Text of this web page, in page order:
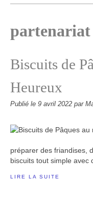
partenariat
Biscuits de
Heureux
Publié le 9 avril 2022 par
préparer des friandises,
biscuits tout simple avec
LIRE LA SUITE